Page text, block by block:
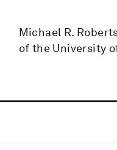
Michael R.
of the University